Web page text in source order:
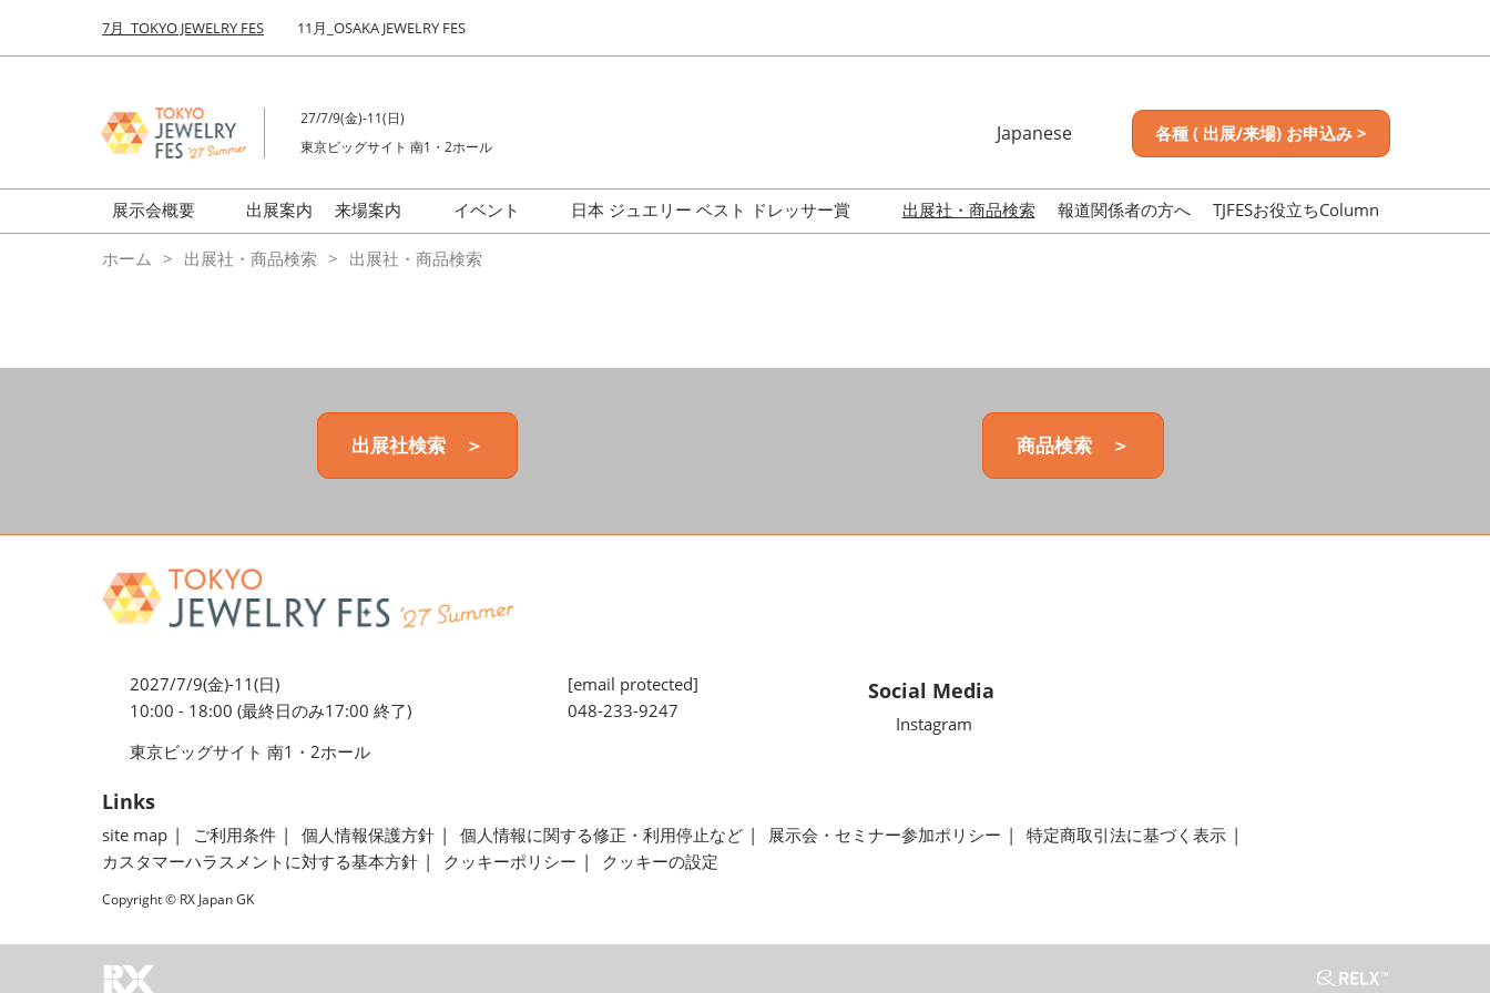
キ
し
て
む
to
7月_TOKYO JEWELRY FES 11月_OSAKA JEWELRY FES
27/7/9(金)-11(日)
東京ビッグサイト 南1・2ホール
Japanese
English
各種 ( 出展/来場) お申込み >
展示会概要
前回来場者数
ミネラル&ストーンFES
出展案内
来場案内
会場の様子
イベント
日本 ジュエリー ベスト ドレッサー賞
出展社・商品検索 報道関係者の方へ TJFESお役立ちColumn
ホーム 出展社・商品検索 出展社・商品検索
出展社検索 ＞ 商品検索 ＞
2027/7/9(金)-11(日)
10:00 - 18:00 (最終日のみ17:00 終了)
東京ビッグサイト 南1・2ホール
[email protected]
048-233-9247
Social Media
Instagram
Links
site map ご利用条件 個人情報保護方針 個人情報に関する修正・利用停止など 展示会・セミナー参加ポリシー
特定商取引法に基づく表示
カスタマーハラスメントに対する基本方針
クッキーポリシー クッキーの設定
Copyright © RX Japan GK